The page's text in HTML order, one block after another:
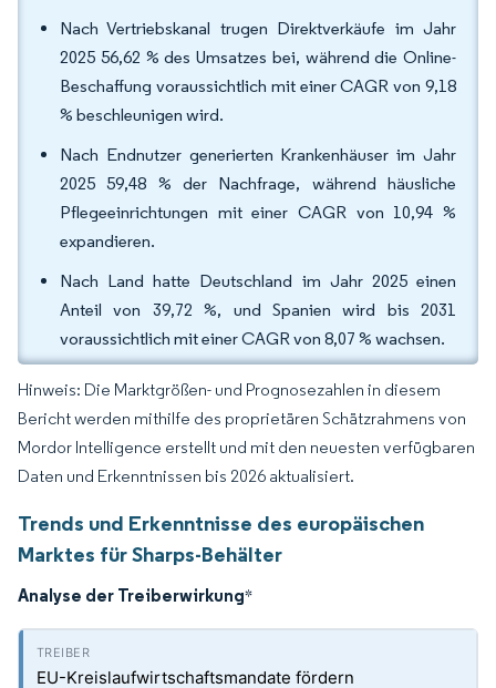
Nach Vertriebskanal trugen Direktverkäufe im Jahr
2025 56,62 % des Umsatzes bei, während die Online-
Beschaffung voraussichtlich mit einer CAGR von 9,18
% beschleunigen wird.
Nach Endnutzer generierten Krankenhäuser im Jahr
2025 59,48 % der Nachfrage, während häusliche
Pflegeeinrichtungen mit einer CAGR von 10,94 %
expandieren.
Nach Land hatte Deutschland im Jahr 2025 einen
Anteil von 39,72 %, und Spanien wird bis 2031
voraussichtlich mit einer CAGR von 8,07 % wachsen.
Hinweis: Die Marktgrößen- und Prognosezahlen in diesem
Bericht werden mithilfe des proprietären Schätzrahmens von
Mordor Intelligence erstellt und mit den neuesten verfügbaren
Daten und Erkenntnissen bis 2026 aktualisiert.
Trends und Erkenntnisse des europäischen
Marktes für Sharps-Behälter
Analyse der Treiberwirkung*
EU-Kreislaufwirtschaftsmandate fördern